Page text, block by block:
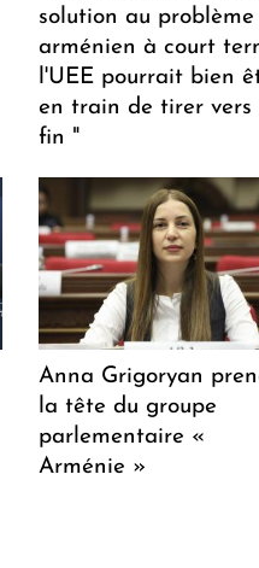
solution au problème
arménien à court
l'UEE pourrait bien
en train de tirer vers
fin "
Anna Grigoryan
la tête du groupe
parlementaire «
Arménie »